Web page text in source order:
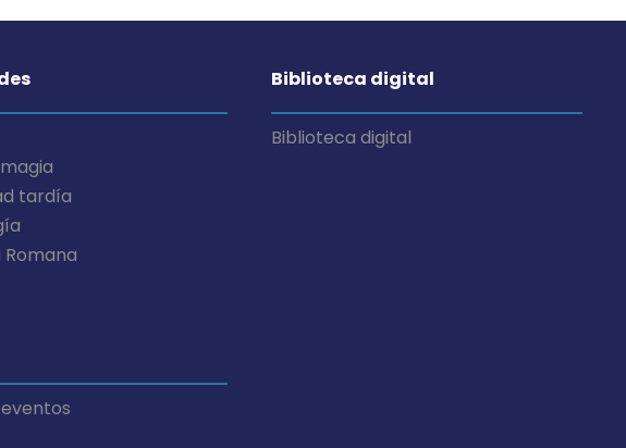
tardía
Biblioteca digital
Biblioteca digital